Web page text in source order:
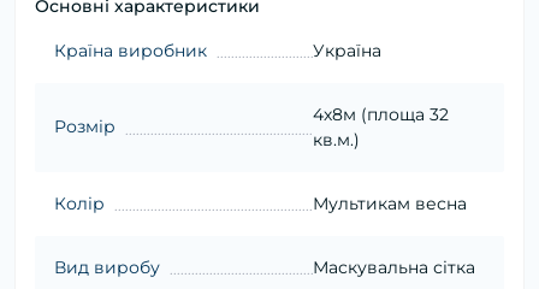
Основні характеристики
Країна виробник Україна
Розмір
4х8м (площа 32
кв.м.)
Колір Мультикам весна
Вид виробу Маскувальна сітка